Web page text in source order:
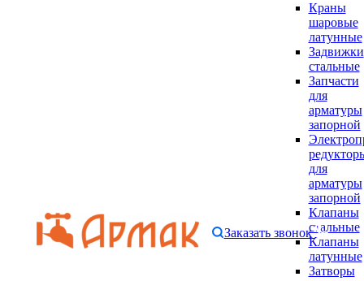
Краны
шаровые
латунные
Задвижки
стальные
Запчасти
для
арматуры
запорной
для
арматуры
запорной
Клапаны
стальные
Клапаны
латунные
Затворы
Заказать звонок